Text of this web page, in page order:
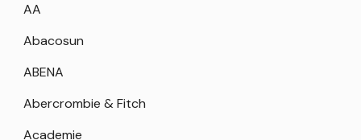
AA
Abacosun
ABENA
Abercrombie & Fitch
Academie